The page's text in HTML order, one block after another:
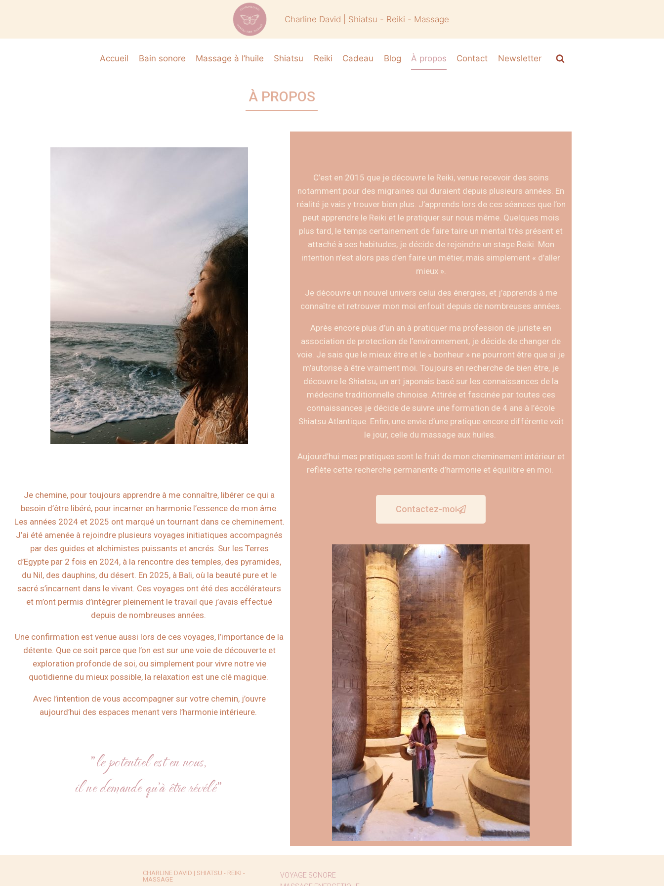
Charline David | Shiatsu - Reiki - Massage
Accueil Bain sonore Massage à l’huile Shiatsu Reiki Cadeau Blog À propos Contact Newsletter
À PROPOS
Je chemine, pour toujours apprendre à me connaître, libérer ce qui a
besoin d’être libéré, pour incarner en harmonie l’essence de mon âme.
Les années 2024 et 2025 ont marqué un tournant dans ce cheminement.
J’ai été amenée à rejoindre plusieurs voyages initiatiques accompagnés
par des guides et alchimistes puissants et ancrés. Sur les Terres
d’Egypte par 2 fois en 2024, à la rencontre des temples, des pyramides,
du Nil, des dauphins, du désert. En 2025, à Bali, où la beauté pure et le
sacré s’incarnent dans le vivant. Ces voyages ont été des accélérateurs
et m’ont permis d’intégrer pleinement le travail que j’avais effectué
depuis de nombreuses années.
Une confirmation est venue aussi lors de ces voyages, l’importance de la
détente. Que ce soit parce que l’on est sur une voie de découverte et
exploration profonde de soi, ou simplement pour vivre notre vie
quotidienne du mieux possible, la relaxation est une clé magique.
Avec l’intention de vous accompagner sur votre chemin, j’ouvre
aujourd’hui des espaces menant vers l’harmonie intérieure.
"le potentiel est en nous,
il ne demande qu'à être révélé"
C’est en 2015 que je découvre le Reiki, venue recevoir des soins
notamment pour des migraines qui duraient depuis plusieurs années. En
réalité je vais y trouver bien plus. J’apprends lors de ces séances que l’on
peut apprendre le Reiki et le pratiquer sur nous même. Quelques mois
plus tard, le temps certainement de faire taire un mental très présent et
attaché à ses habitudes, je décide de rejoindre un stage Reiki. Mon
intention n’est alors pas d’en faire un métier, mais simplement « d’aller
mieux ».
Je découvre un nouvel univers celui des énergies, et j’apprends à me
connaître et retrouver mon moi enfouit depuis de nombreuses années.
Après encore plus d’un an à pratiquer ma profession de juriste en
association de protection de l’environnement, je décide de changer de
voie. Je sais que le mieux être et le « bonheur » ne pourront être que si je
m’autorise à être vraiment moi. Toujours en recherche de bien être, je
découvre le Shiatsu, un art japonais basé sur les connaissances de la
médecine traditionnelle chinoise. Attirée et fascinée par toutes ces
connaissances je décide de suivre une formation de 4 ans à l’école
Shiatsu Atlantique. Enfin, une envie d’une pratique encore différente voit
le jour, celle du massage aux huiles.
Aujourd’hui mes pratiques sont le fruit de mon cheminement intérieur et
reflète cette recherche permanente d’harmonie et équilibre en moi.
Contactez-moi
CHARLINE DAVID | SHIATSU - REIKI -
MASSAGE
VOYAGE SONORE